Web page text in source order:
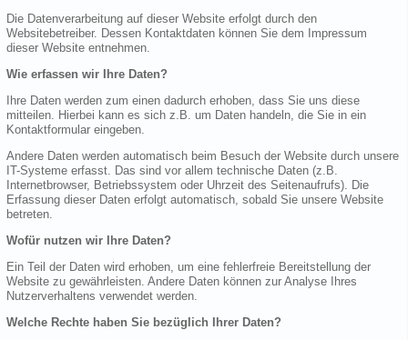
Die Datenverarbeitung auf dieser Website erfolgt durch den
Websitebetreiber. Dessen Kontaktdaten können Sie dem Impressum
dieser Website entnehmen.
Wie erfassen wir Ihre Daten?
Ihre Daten werden zum einen dadurch erhoben, dass Sie uns diese
mitteilen. Hierbei kann es sich z.B. um Daten handeln, die Sie in ein
Kontaktformular eingeben.
Andere Daten werden automatisch beim Besuch der Website durch unsere
IT-Systeme erfasst. Das sind vor allem technische Daten (z.B.
Internetbrowser, Betriebssystem oder Uhrzeit des Seitenaufrufs). Die
Erfassung dieser Daten erfolgt automatisch, sobald Sie unsere Website
betreten.
Wofür nutzen wir Ihre Daten?
Ein Teil der Daten wird erhoben, um eine fehlerfreie Bereitstellung der
Website zu gewährleisten. Andere Daten können zur Analyse Ihres
Nutzerverhaltens verwendet werden.
Welche Rechte haben Sie bezüglich Ihrer Daten?